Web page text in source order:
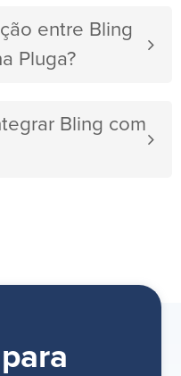
entre Bling
Pluga?
Bling com